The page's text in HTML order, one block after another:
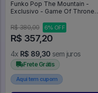
Funko Pop The Mountain -
Exclusivo - Game Of Thrones
R$ 380,00
6% OFF
R$ 357,20
4x R$ 89,30 sem juros
Frete Grátis
Aqui tem cupom